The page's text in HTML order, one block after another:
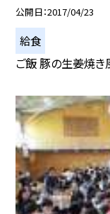
公開日 2017/04/23
給食
ご飯 豚の生姜焼き